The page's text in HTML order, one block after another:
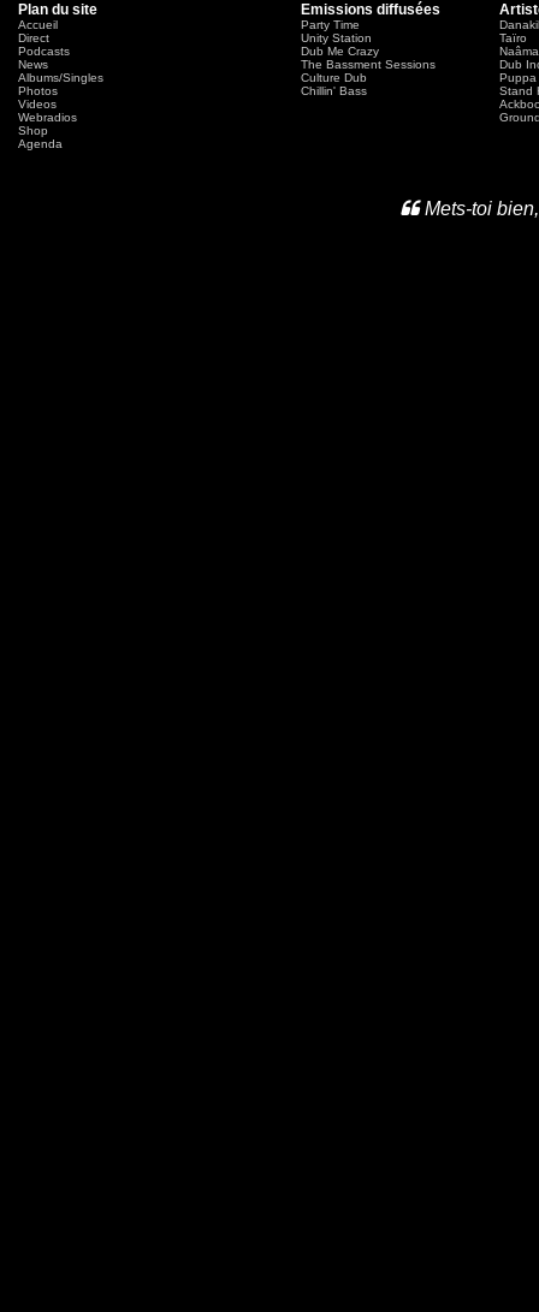
Plan du site
Accueil
Direct
Podcasts
News
Albums/Singles
Photos
Videos
Webradios
Shop
Agenda
Emissions diffusées
Party Time
Unity Station
Dub Me Crazy
The Bassment Sessions
Culture Dub
Chillin' Bass
Danakil
Taïro
Dub
Puppa
Stand
Mets-toi